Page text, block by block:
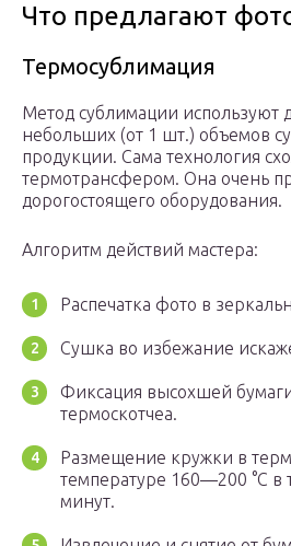
Что предлагают
Термосублимация
Метод сублимации используют
небольших (от 1 шт.) объемов
продукции. Сама технология
термотрансфером. Она очень
дорогостоящего оборудования.
Алгоритм действий мастера:
Распечатка фото в
Сушка во избежание
Фиксация высохшей
термоскотчеа.
Размещение кружки в
температуре 160—200 °C в
минут.